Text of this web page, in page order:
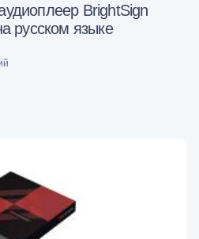
BrightSign
русском языке